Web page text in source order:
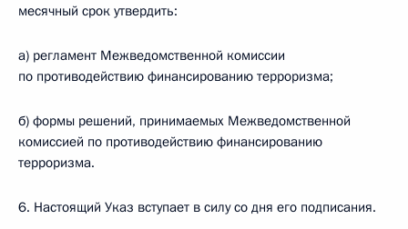
месячный срок утвердить:
а) регламент Межведомственной комиссии
по противодействию финансированию терроризма;
б) формы решений, принимаемых Межведомственной
комиссией по противодействию финансированию
терроризма.
6. Настоящий Указ вступает в силу со дня его подписания.